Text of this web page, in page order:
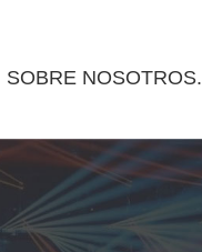
SOBRE NOSOTROS.